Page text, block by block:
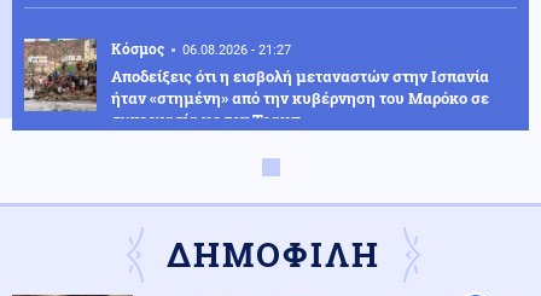
Κόσμος 06.08.2026 - 21:27
Αποδείξεις ότι η εισβολή μεταναστών στην Ισπανία
ήταν «στημένη» από την κυβέρνηση του Μαρόκο σε
συνεργασία με τον Τραμπ
Αιγαίο: Εικονική αερομαχία ανάμεσα σε ελληνικά και
τουρκικά F-16 – Δεκάδες παραβιάσεις και παραβάσεις
ΔΗΜΟΦΙΛΗ